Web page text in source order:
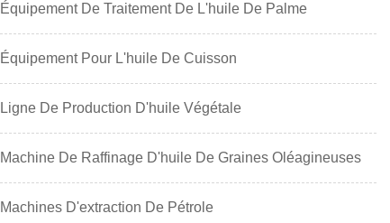
Équipement De Traitement De L'huile De Palme
Équipement Pour L'huile De Cuisson
Ligne De Production D'huile Végétale
Machine De Raffinage D'huile De Graines Oléagineuses
Machines D'extraction De Pétrole